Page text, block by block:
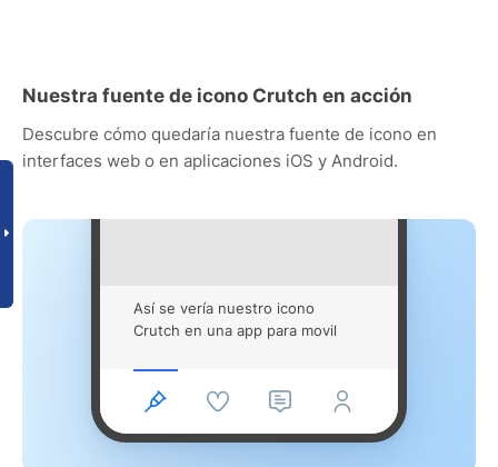
Nuestra fuente de icono Crutch en acción
Descubre cómo quedaría nuestra fuente de icono en
interfaces web o en aplicaciones iOS y Android.
Así se vería nuestro icono
Crutch en una app para movil